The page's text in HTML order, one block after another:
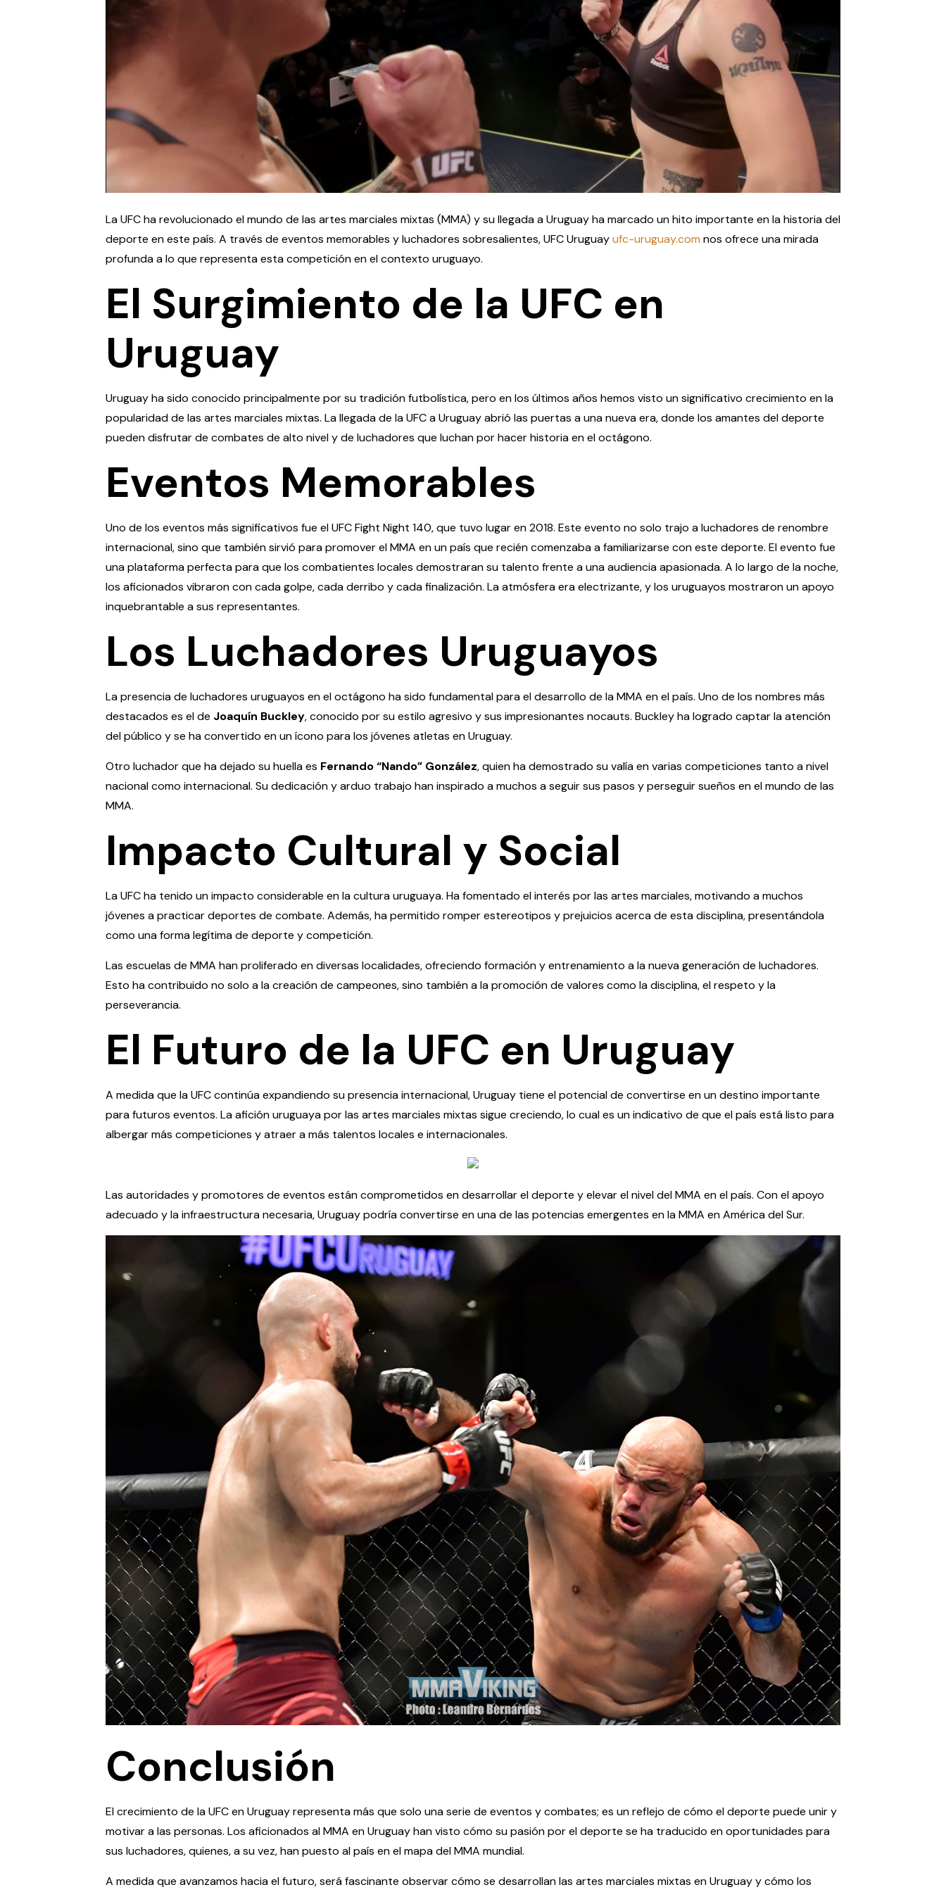
La UFC ha revolucionado el mundo de las artes marciales mixtas (MMA) y su llegada a Uruguay ha marcado un hito importante en la historia del
deporte en este país. A través de eventos memorables y luchadores sobresalientes, UFC Uruguayufc-uruguay.com nos ofrece una mirada
profunda a lo que representa esta competición en el contexto uruguayo.
El Surgimiento de la UFC en
Uruguay
Uruguay ha sido conocido principalmente por su tradición futbolística, pero en los últimos años hemos visto un significativo crecimiento en la
popularidad de las artes marciales mixtas. La llegada de la UFC a Uruguay abrió las puertas a una nueva era, donde los amantes del deporte
pueden disfrutar de combates de alto nivel y de luchadores que luchan por hacer historia en el octágono.
Eventos Memorables
Uno de los eventos más significativos fue el UFC Fight Night 140, que tuvo lugar en 2018. Este evento no solo trajo a luchadores de renombre
internacional, sino que también sirvió para promover el MMA en un país que recién comenzaba a familiarizarse con este deporte. El evento fue
una plataforma perfecta para que los combatientes locales demostraran su talento frente a una audiencia apasionada. A lo largo de la noche,
los aficionados vibraron con cada golpe, cada derribo y cada finalización. La atmósfera era electrizante, y los uruguayos mostraron un apoyo
inquebrantable a sus representantes.
Los Luchadores Uruguayos
La presencia de luchadores uruguayos en el octágono ha sido fundamental para el desarrollo de la MMA en el país. Uno de los nombres más
destacados es el de Joaquín Buckley, conocido por su estilo agresivo y sus impresionantes nocauts. Buckley ha logrado captar la atención
del público y se ha convertido en un ícono para los jóvenes atletas en Uruguay.
Otro luchador que ha dejado su huella es Fernando “Nando” González, quien ha demostrado su valía en varias competiciones tanto a nivel
nacional como internacional. Su dedicación y arduo trabajo han inspirado a muchos a seguir sus pasos y perseguir sueños en el mundo de las
MMA.
Impacto Cultural y Social
La UFC ha tenido un impacto considerable en la cultura uruguaya. Ha fomentado el interés por las artes marciales, motivando a muchos
jóvenes a practicar deportes de combate. Además, ha permitido romper estereotipos y prejuicios acerca de esta disciplina, presentándola
como una forma legítima de deporte y competición.
Las escuelas de MMA han proliferado en diversas localidades, ofreciendo formación y entrenamiento a la nueva generación de luchadores.
Esto ha contribuido no solo a la creación de campeones, sino también a la promoción de valores como la disciplina, el respeto y la
perseverancia.
El Futuro de la UFC en Uruguay
A medida que la UFC continúa expandiendo su presencia internacional, Uruguay tiene el potencial de convertirse en un destino importante
para futuros eventos. La afición uruguaya por las artes marciales mixtas sigue creciendo, lo cual es un indicativo de que el país está listo para
albergar más competiciones y atraer a más talentos locales e internacionales.
Las autoridades y promotores de eventos están comprometidos en desarrollar el deporte y elevar el nivel del MMA en el país. Con el apoyo
adecuado y la infraestructura necesaria, Uruguay podría convertirse en una de las potencias emergentes en la MMA en América del Sur.
Conclusión
El crecimiento de la UFC en Uruguay representa más que solo una serie de eventos y combates; es un reflejo de cómo el deporte puede unir y
motivar a las personas. Los aficionados al MMA en Uruguay han visto cómo su pasión por el deporte se ha traducido en oportunidades para
sus luchadores, quienes, a su vez, han puesto al país en el mapa del MMA mundial.
A medida que avanzamos hacia el futuro, será fascinante observar cómo se desarrollan las artes marciales mixtas en Uruguay y cómo los